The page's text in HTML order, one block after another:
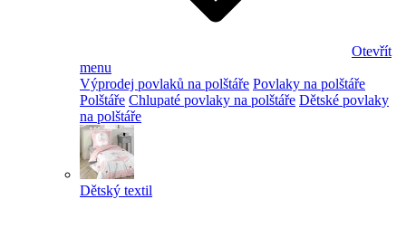
Otevřít
menu
Výprodej povlaků na polštáře Povlaky na polštáře
Polštáře Chlupaté povlaky na polštáře Dětské povlaky
na polštáře
Dětský textil